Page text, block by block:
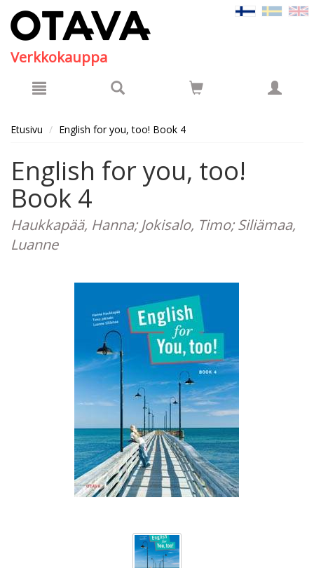
Verkkokauppa
Etusivu English for you, too! Book 4
English for you, too!
Book 4
Haukkapää, Hanna; Jokisalo, Timo; Siliämaa,
Luanne